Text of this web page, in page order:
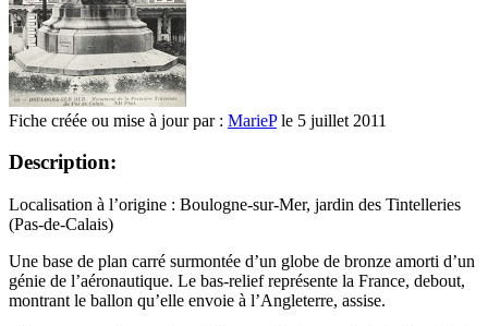
Fiche créée ou mise à jour par : MariePle 5 juillet 2011
Description:
Localisation à l’origine : Boulogne-sur-Mer, jardin des Tintelleries
(Pas-de-Calais)
Une base de plan carré surmontée d’un globe de bronze amorti d’un
génie de l’aéronautique. Le bas-relief représente la France, debout,
montrant le ballon qu’elle envoie à l’Angleterre, assise.